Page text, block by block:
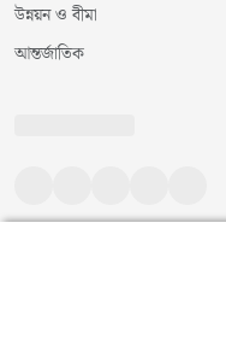
উন্নয়ন ও বীমা
আন্তর্জাতিক